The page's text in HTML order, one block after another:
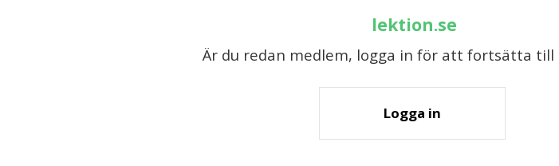
lektion.se
Är du redan medlem, logga in för att fortsätta till
Logga in